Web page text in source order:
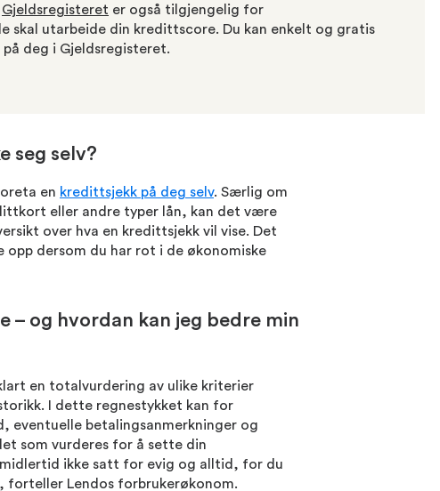
Gjeldsregisteret er også tilgjengelig for
skal utarbeide din kredittscore. Du kan enkelt og gratis
deg i Gjeldsregisteret.
seg selv?
en kredittsjekk på deg selv. Særlig om
eller andre typer lån, kan det være
over hva en kredittsjekk vil vise. Det
dersom du har rot i de økonomiske
– og hvordan kan jeg bedre min
en totalvurdering av ulike kriterier
I dette regnestykket kan for
eventuelle betalingsanmerkninger og
som vurderes for å sette din
ikke satt for evig og alltid, for du
forteller Lendos forbrukerøkonom.